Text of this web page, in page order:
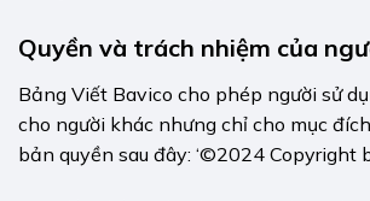
Quyền và trách nhiệm của
Bảng Viết Bavico cho phép người sử
cho người khác nhưng chỉ cho mục
bản quyền sau đây: ‘©2024 Copyright